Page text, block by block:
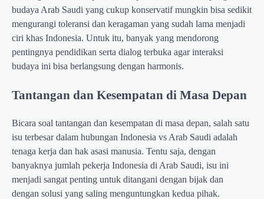
budaya Arab Saudi yang cukup konservatif mungkin bisa sedikit
mengurangi toleransi dan keragaman yang sudah lama menjadi
ciri khas Indonesia. Untuk itu, banyak yang mendorong
pentingnya pendidikan serta dialog terbuka agar interaksi
budaya ini bisa berlangsung dengan harmonis.
Tantangan dan Kesempatan di Masa Depan
Bicara soal tantangan dan kesempatan di masa depan, salah satu
isu terbesar dalam hubungan Indonesia vs Arab Saudi adalah
tenaga kerja dan hak asasi manusia. Tentu saja, dengan
banyaknya jumlah pekerja Indonesia di Arab Saudi, isu ini
menjadi sangat penting untuk ditangani dengan bijak dan
dengan solusi yang saling menguntungkan kedua pihak.